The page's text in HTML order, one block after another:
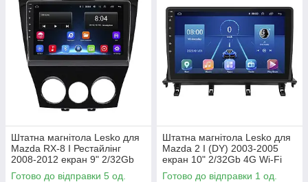
Штатна магнітола Lesko для
Mazda RX-8 I Рестайлінг
2008-2012 екран 9" 2/32Gb
Wi-Fi GPS Base 5 шт.
Готово до відправки 5 од.
Штатна магнітола Lesko для
Mazda 2 I (DY) 2003-2005
екран 10" 2/32Gb 4G Wi-Fi
GPS Top 1 шт.
Готово до відправки 1 од.